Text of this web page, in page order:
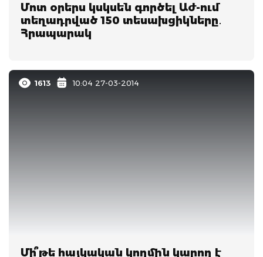
Մոտ օրերս կսկսեն գործել Աժ-ում
տեղադրված 150 տեսախցիկները․
Հրապարակ
1613 10:04 27-03-2014
Մի՞թե հայկական կողմին կարող է